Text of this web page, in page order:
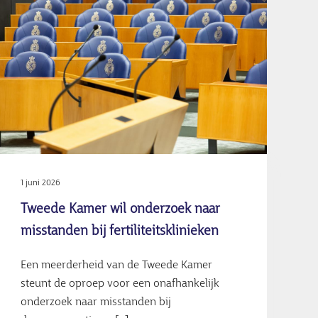
Tweede Kamer wil onderzoek naar
misstanden bij fertiliteitsklinieken
1 juni 2026
Een meerderheid van de Tweede Kamer
steunt de oproep voor een onafhankelijk
onderzoek naar misstanden bij